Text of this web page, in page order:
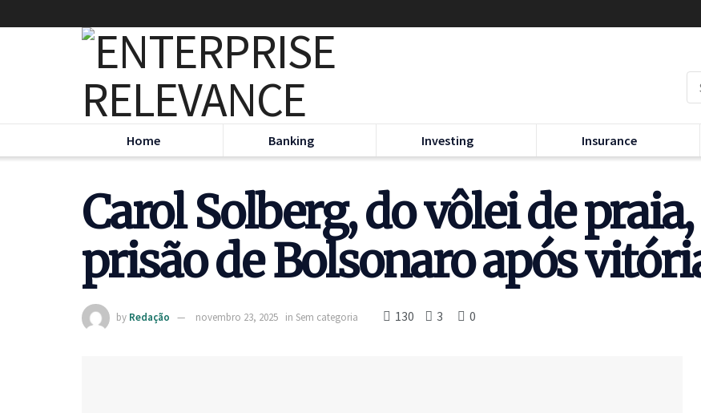
Home Banking Investing Insurance
Carol Solberg, do vôlei de
prisão de Bolsonaro após
by Redação novembro 23, 2025 in Sem categoria 130 3 0